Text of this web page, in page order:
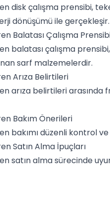
disk çalışma prensibi,
dönüşümü ile gerçekleşir.
Balatası Çalışma
balatası çalışma
sarf malzemelerdir.
Arıza Belirtileri
arıza belirtileri arasında
Bakım Önerileri
bakımı düzenli kontrol
Satın Alma İpuçları
satın alma sürecinde